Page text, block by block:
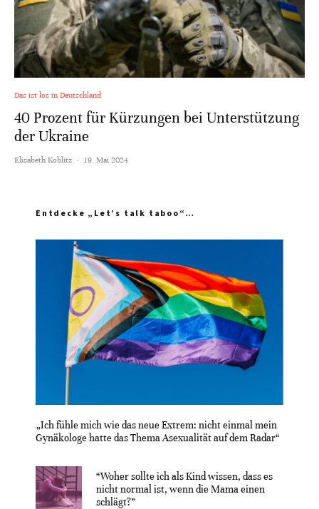
Das ist los in Deutschland
40 Prozent für Kürzungen bei Unterstützung
der Ukraine
Elisabeth Koblitz · 19. Mai 2024
Entdecke „Let’s talk taboo“…
„Ich fühle mich wie das neue Extrem: nicht einmal mein
Gynäkologe hatte das Thema Asexualität auf dem Radar“
“Woher sollte ich als Kind wissen, dass es
nicht normal ist, wenn die Mama einen
schlägt?”